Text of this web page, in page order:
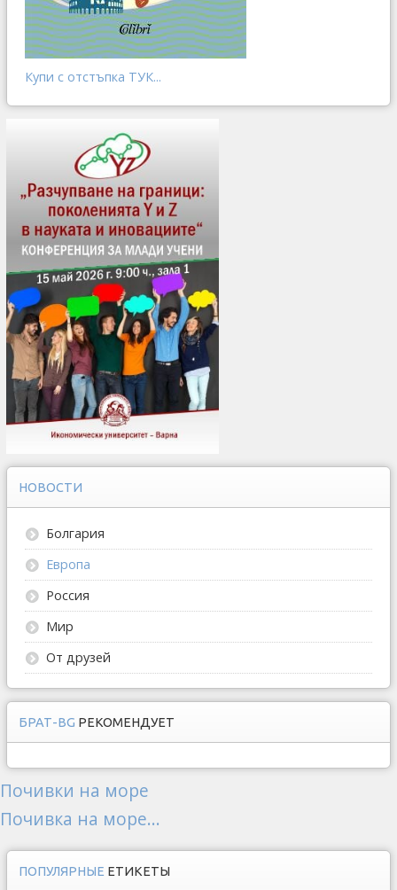
Купи с отстъпка ТУК...
НОВОСТИ
Болгария
Европа
Россия
Мир
От друзей
БРАТ-BG РЕКОМЕНДУЕТ
Почивки на море
Почивка на море...
ПОПУЛЯРНЫЕ ЕТИКЕТЫ